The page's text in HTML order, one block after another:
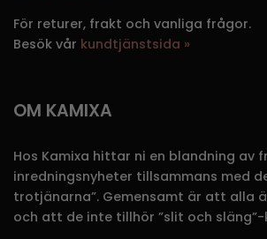
För returer, frakt och vanliga frågor.
Besök vår kundtjänstsida »
OM KAMIXA
Hos Kamixa hittar ni en blandning av
inredningsnyheter tillsammans med
trotjänarna”. Gemensamt är att alla
och att de inte tillhör ”slit och